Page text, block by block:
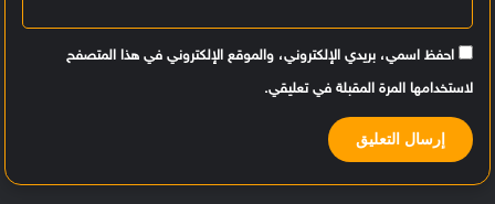
احفظ اسمي، بريدي الإلكتروني، والموقع الإلكتروني في هذا المتصفح
لاستخدامها المرة المقبلة في تعليقي.